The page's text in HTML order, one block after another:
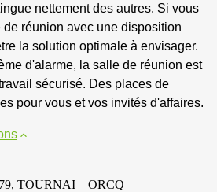
nettement des autres. Si vous
réunion avec une disposition
la solution optimale à envisager.
d'alarme, la salle de réunion est
sécurisé. Des places de
pour vous et vos invités d'affaires.
TOURNAI – ORCQ